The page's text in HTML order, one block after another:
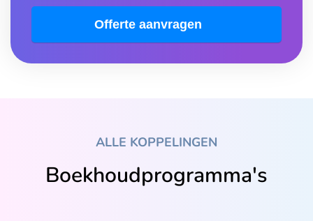
Offerte aanvragen
ALLE KOPPELINGEN
Boekhoudprogramma's